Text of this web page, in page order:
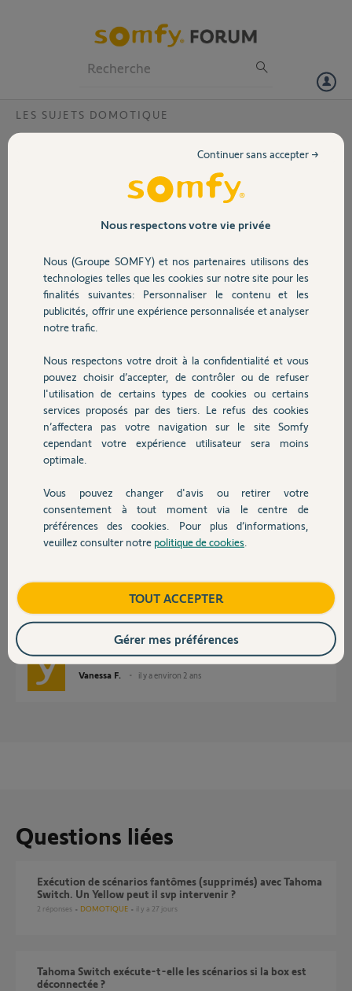
Volet
Sécurité
Domotique
Chauffage
Autres produits
Devis avec un pro
Contact
LES SUJETS DOMOTIQUE
exécution tahoma switch?
l historique des exécutions des scénarios sont marqués plusieurs fois
sur certains volets. Pas toujours les mêmes. Certains jours les
horaires sont différents. Mon code Pin 2048-9988-1251. Pouvez
vous faire quelque chose. Merci par avance
Merci,
Anonyme
il y a environ 2 ans
Réponses
Bonjour
Vous n'êtes pas la première à remontée ça. Attendez l'avis d'un Yellow.
Jean-Luc B. il y a environ 2 ans
Bonjour Jeannie,
Je vous ai répondu sur un autre post.
Merci de ne pas multiplier les demandes sur le même sujet.
Vanessa F. il y a environ 2 ans
Questions liées
Exécution de scénarios fantômes (supprimés) avec Tahoma
Switch. Un Yellow peut il svp intervenir ?
2 réponses DOMOTIQUE il y a 27 jours
Tahoma Switch exécute-t-elle les scénarios si la box est
déconnectée ?
Nous respectons votre vie privée
Nous (Groupe SOMFY) et nos partenaires utilisons des
technologies telles que les cookies sur notre site pour les
finalités suivantes: Personnaliser le contenu et les
publicités, offrir une expérience personnalisée et analyser
notre trafic.
Nous respectons votre droit à la confidentialité et vous
pouvez choisir d’accepter, de contrôler ou de refuser
l'utilisation de certains types de cookies ou certains
services proposés par des tiers. Le refus des cookies
n’affectera pas votre navigation sur le site Somfy
cependant votre expérience utilisateur sera moins
optimale.
Vous pouvez changer d'avis ou retirer votre
consentement à tout moment via le centre de
préférences des cookies. Pour plus d’informations,
veuillez consulter notre politique de cookies
Continuer sans accepter →
TOUT ACCEPTER
Gérer mes préférences